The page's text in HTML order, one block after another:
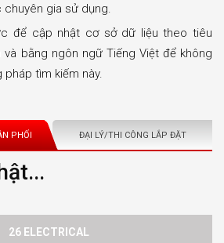
gia sử dụng.
để cập nhật cơ sở dữ liệu theo tiêu
và bằng ngôn ngữ Tiếng Việt để không
tìm kiếm này.
PHỐI ĐẠI LÝ/THI CÔNG LẮP ĐẶT
26 ELECTRICAL